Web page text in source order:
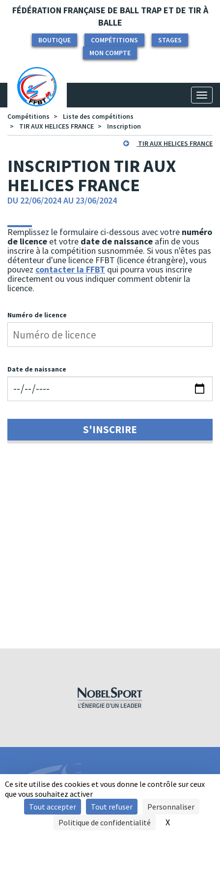
Panneau de gestion des cookies
Ce site utilise des cookies et vous donne le contrôle sur ceux
que vous souhaitez activer
Tout accepter
Tout refuser
Personnaliser
Politique de confidentialité
X
FÉDÉRATION FRANÇAISE DE BALL TRAP ET DE TIR À
BALLE
BOUTIQUE COMPÉTITIONS
STAGES
MON COMPTE
Compétitions
Liste des compétitions
TIR AUX HELICES FRANCE
Inscription
TIR AUX HELICES FRANCE
INSCRIPTION TIR AUX
HELICES FRANCE
DU 22/06/2024 AU 23/06/2024
Remplissez le formulaire ci-dessous avec votre numéro
de licence et votre date de naissance afin de vous
inscrire à la compétition susnommée. Si vous n'êtes pas
détenteur d'une licence FFBT (licence étrangère), vous
pouvez contacter la FFBT qui pourra vous inscrire
directement ou vous indiquer comment obtenir la
licence.
Numéro de licence
Date de naissance
S'INSCRIRE
INFORMATIONS
SIGNALER UNE VIOLENCE